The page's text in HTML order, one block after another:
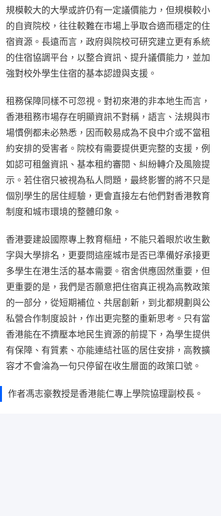
規模較大的大學或許仍有一定議價能力，但規模較小
的自資院校，往往較難在市場上爭取合適而穩定的住
宿資源。長遠而言，政府與院校可研究建立更有系統
的住宿協調平台，以整合資訊、提升議價能力，並加
強對校外學生住宿的基本認證與支援。
租務保障同樣不可忽視。對初來港的非本地生而言，
香港租務市場存在明顯資訊不對稱，語言、法規與市
場慣例都未必熟悉，因而較易成為不良中介或不當租
約安排的受害者。院校有需要提供更完整的支援，例
如認可租盤資訊、基本租約審閱、糾紛轉介及風險提
示。若住宿只被視為私人問題，最終影響的將不只是
個別學生的居住經驗，更會直接左右他們對香港教育
制度和城市環境的整體印象。
香港要建設國際專上教育樞紐，不能只着眼於收生數
字與大學排名，更要問這座城市是否已準備好承接更
多學生在港生活的基本需要。宿舍供應固然重要，但
更重要的是，我們是否願意把住宿真正視為高教政策
的一部分，從短期補位、共居創新，到北都規劃與公
私營合作制度設計，作出更完整的重新思考。只有當
香港能在不擠壓本地民生資源的前提下，為學生提供
有保障、有質素、亦能連結社區的居住安排，高教擴
容才不會淪為一句只停留在收生層面的政策口號。
作者馮志豪教授是香港能仁專上學院協理副校長。